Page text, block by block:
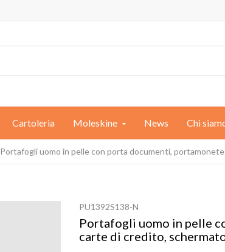
Cartoleria Moleskine News Chi
Portafogli uomo in pelle con porta documenti,
PU1392S138-N
Portafogli uomo in pelle
carte di credito,